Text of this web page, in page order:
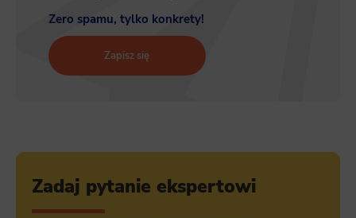
Zero spamu, tylko konkrety!
Zapisz się
Zadaj pytanie ekspertowi